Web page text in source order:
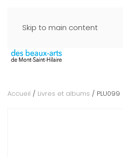
Skip to main content
Accueil / Livres et albums / PLU099